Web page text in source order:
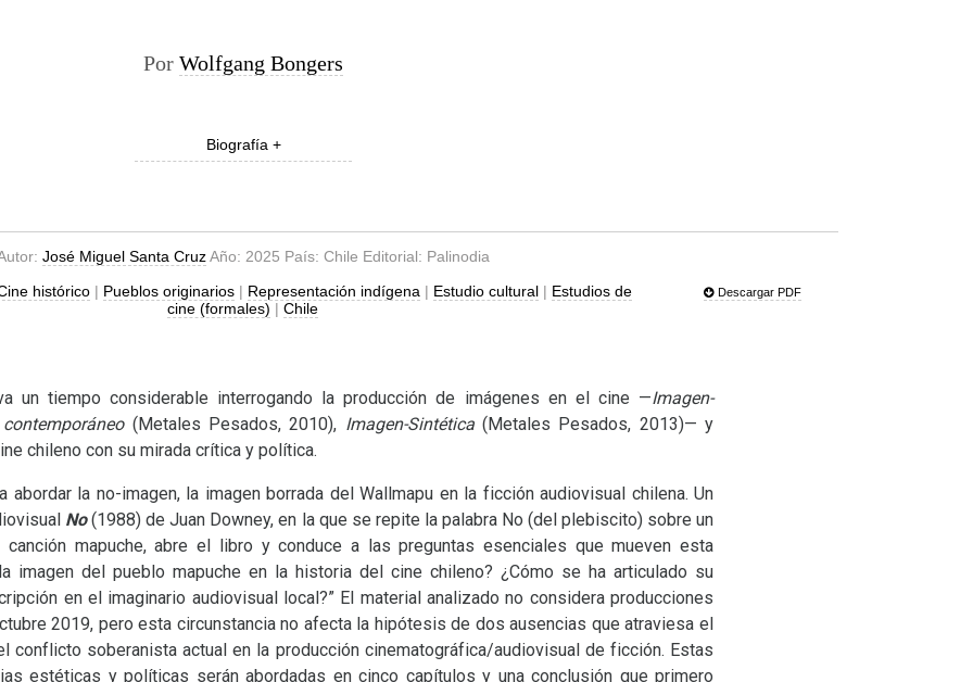
Por Wolfgang Bongers
Biografía +
José Miguel Santa CruzAño: 2025 País: Chile Editorial: Palinodia
histórico | Pueblos originarios | Representación indígena | Estudio cultural | Estudios de
cine (formales) |Chile
Descargar PDF
un tiempo considerable interrogando la producción de imágenes en el cine —Imagen-
(Metales Pesados, 2010), Imagen-Sintética(Metales Pesados, 2013)— y
chileno con su mirada crítica y política.
abordar la no-imagen, la imagen borrada del Wallmapu en la ficción audiovisual chilena. Un
No(1988) de Juan Downey, en la que se repite la palabra No (del plebiscito) sobre un
mapuche, abre el libro y conduce a las preguntas esenciales que mueven esta
imagen del pueblo mapuche en la historia del cine chileno? ¿Cómo se ha articulado su
en el imaginario audiovisual local?” El material analizado no considera producciones
2019, pero esta circunstancia no afecta la hipótesis de dos ausencias que atraviesa el
conflicto soberanista actual en la producción cinematográfica/audiovisual de ficción. Estas
estéticas y políticas serán abordadas en cinco capítulos y una conclusión que primero